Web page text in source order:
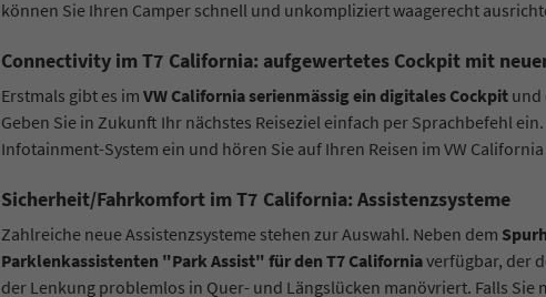
können Sie Ihren Camper schnell und unkompliziert waagerecht
Connectivity im T7 California: aufgewertetes Cockpit mit
Erstmals gibt es imVW California serienmässig ein digitales Cockpit und
Geben Sie in Zukunft Ihr nächstes Reiseziel einfach per Sprachbefehl
Infotainment-System ein und hören Sie auf Ihren Reisen im VW
Sicherheit/Fahrkomfort im T7 California: Assistenzsysteme
Zahlreiche neue Assistenzsysteme stehen zur Auswahl. Neben dem
Parklenkassistenten "Park Assist" für den T7 Californiaverfügbar, der
der Lenkung problemlos in Quer- und Längslücken manövriert. Falls